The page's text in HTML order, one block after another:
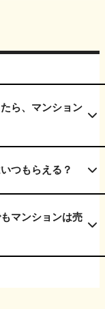
ら、マンション
つもらえる？
マンションは売